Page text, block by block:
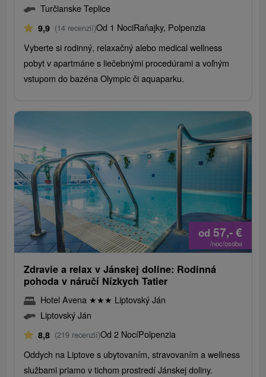
Turčianske Teplice
9,9 (14 recenzií)Od 1 NociRaňajky, Polpenzia
Vyberte si rodinný, relaxačný alebo medical wellness
pobyt v apartmáne s liečebnými procedúrami a voľným
vstupom do bazéna Olympic či aquaparku.
od 57,-€
/noc/osoba
Zdravie a relax v Jánskej doline: Rodinná
pohoda v náručí Nízkych Tatier
Hotel Avena ★★★ Liptovský Ján
Liptovský Ján
8,8 (219 recenzií)Od 2 NocíPolpenzia
Oddych na Liptove s ubytovaním, stravovaním a wellness
službami priamo v tichom prostredí Jánskej doliny.